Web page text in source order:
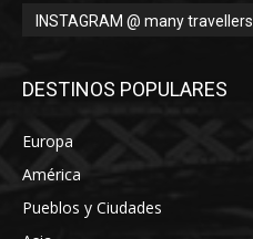
INSTAGRAM @ many travellers
DESTINOS POPULARES
Europa
América
Pueblos y Ciudades